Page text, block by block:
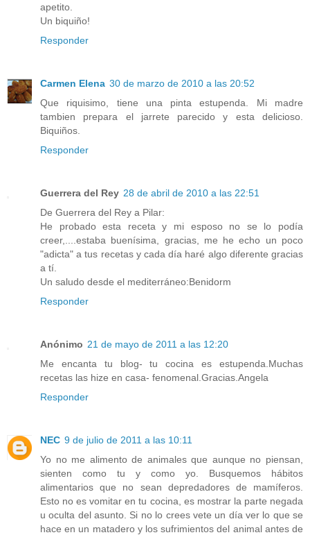
apetito.
Un biquiño!
Responder
Carmen Elena 30 de marzo de 2010 a las 20:52
Que riquisimo, tiene una pinta estupenda. Mi madre
tambien prepara el jarrete parecido y esta delicioso.
Biquiños.
Responder
Guerrera del Rey 28 de abril de 2010 a las 22:51
De Guerrera del Rey a Pilar:
He probado esta receta y mi esposo no se lo podía
creer,....estaba buenísima, gracias, me he echo un poco
"adicta" a tus recetas y cada día haré algo diferente gracias
a tí.
Un saludo desde el mediterráneo:Benidorm
Responder
Anónimo 21 de mayo de 2011 a las 12:20
Me encanta tu blog- tu cocina es estupenda.Muchas
recetas las hize en casa- fenomenal.Gracias.Angela
Responder
NEC 9 de julio de 2011 a las 10:11
Yo no me alimento de animales que aunque no piensan,
sienten como tu y como yo. Busquemos hábitos
alimentarios que no sean depredadores de mamíferos.
Esto no es vomitar en tu cocina, es mostrar la parte negada
u oculta del asunto. Si no lo crees vete un día ver lo que se
hace en un matadero y los sufrimientos del animal antes de